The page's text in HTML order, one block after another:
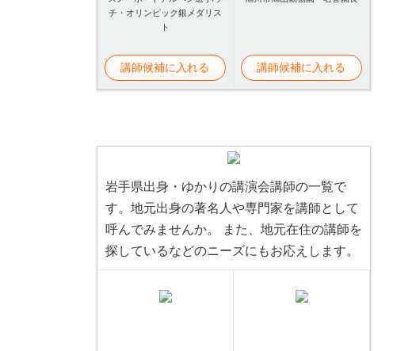
チ・オリンピック銀メダリス
ト
講師候補に入れる 講師候補に入れる
岩手県出身・ゆかりの講演会講師の一覧で
す。地元出身の著名人や専門家を講師として
呼んでみませんか。 また、地元在住の講師を
探しているなどのニーズにもお応えします。